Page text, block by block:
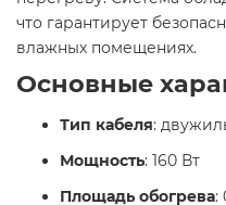
что гарантирует
влажных помещениях.
Основные
Тип кабеля:
Мощность: 160 Вт
Площадь обогрева: